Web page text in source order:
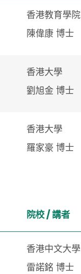
香港教育學院
陳偉康 博士
香港大學
劉旭金 博士
香港大學
羅家豪 博士
院校 /講者
香港中文大學
雷諾銘 博士